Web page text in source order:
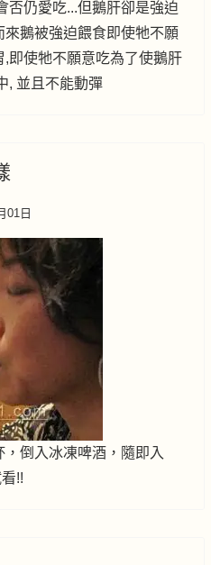
否仍愛吃...但鵝肝卻是強迫
鵝被強迫餵食即使牠不願
即使牠不願意吃為了使鵝肝
, 並且不能動彈
01日
倒入冰凍啤酒，隨即入
!!